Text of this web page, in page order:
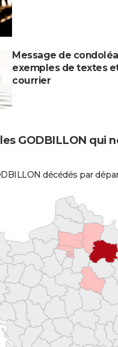
Message de
exemples de textes
courrier
GODBILLON qui
décédés par